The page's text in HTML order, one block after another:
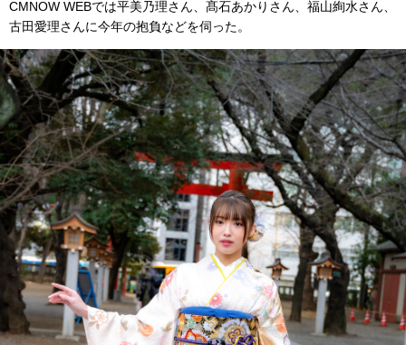
CMNOW WEBでは平美乃理さん、髙石あかりさん、福山絢水さん、
古田愛理さんに今年の抱負などを伺った。